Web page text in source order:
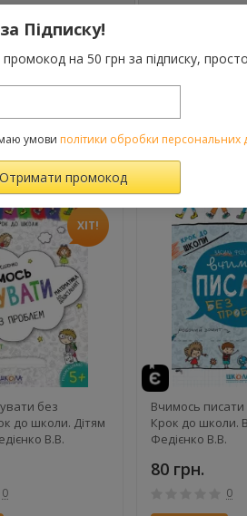
тим, хто прагне допомогти
запас, навчитися
ТАКОЖ КУПУЮТЬ
ХІТ!
без
до школи. Дітям
В.В.
0
Вчимось
Крок до школи.
Федієнко В.В.
80 грн.
0
Підписку!
на 50 грн за підписку,
умови політики обробки персональних